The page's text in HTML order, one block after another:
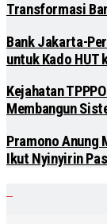
Transformasi
Bank Jakarta-
untuk Kado HUT
Kejahatan
Membangun
Pramono Anung
Ikut Nyinyirin